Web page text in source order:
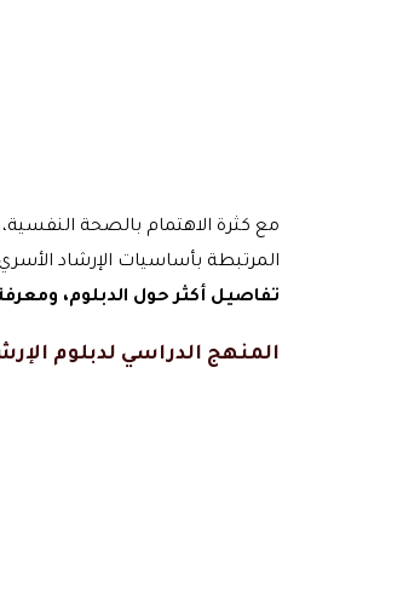
مع كثرة الاهتمام بالصحة
المرتبطة بأساسيات الإرشاد
تفاصيل أكثر حول الدبلوم،
المنهج الدراسي لدبلوم